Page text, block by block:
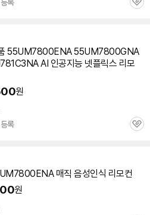
록
관
55UM7800ENA55UM7800GNA
AI 인공지능 넷플릭스 리모
원
록
관
매직 음성인식 리모컨
원